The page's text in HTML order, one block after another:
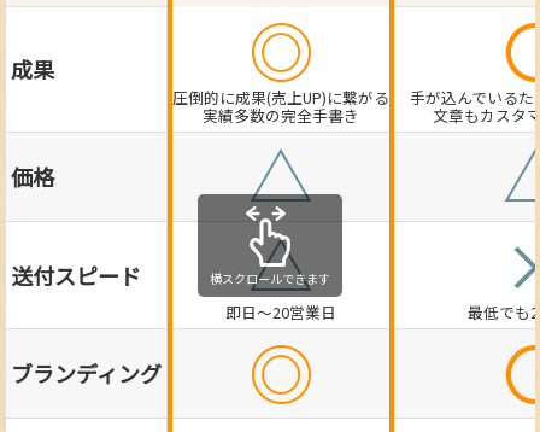
成果 ◎
圧倒的に成果(売上UP)に繋がる
実績多数の完全手書き
手が込んでいる
文章もカスタ
価格 △
送付スピード △
即日～20営業日 最低でも
ブランディング ◎